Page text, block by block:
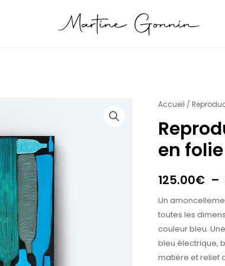
Accueil /
en folie
125.00€ –
Un
toutes les
couleur bleu.
bleu électrique,
matière et relief
quantité
Reproduction
Bouteilles
en